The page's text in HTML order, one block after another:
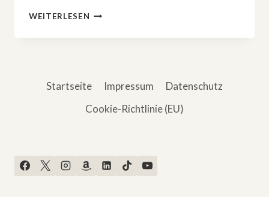
WEITERLESEN DREITEILIGE
DOKUSERIE:
Startseite Impressum
Datenschutz
Cookie-Richtlinie (EU)